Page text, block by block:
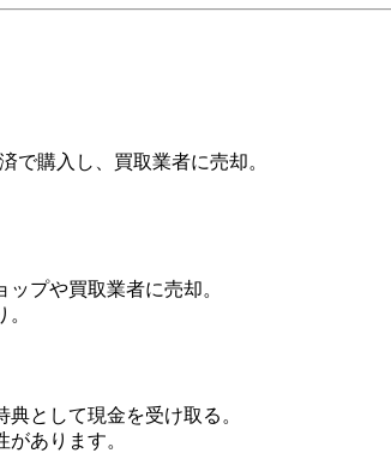
で購入し、買取業者に売却。
プや買取業者に売却。
として現金を受け取る。
あります。